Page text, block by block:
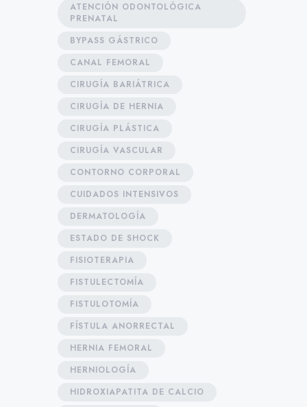
ATENCIÓN ODONTOLÓGICA
PRENATAL
BYPASS GÁSTRICO
CANAL FEMORAL
CIRUGÍA BARIÁTRICA
CIRUGÍA DE HERNIA
CIRUGÍA PLÁSTICA
CIRUGÍA VASCULAR
CONTORNO CORPORAL
CUIDADOS INTENSIVOS
DERMATOLOGÍA
ESTADO DE SHOCK
FISIOTERAPIA
FISTULECTOMÍA
FISTULOTOMÍA
FÍSTULA ANORRECTAL
HERNIA FEMORAL
HERNIOLOGÍA
HIDROXIAPATITA DE CALCIO